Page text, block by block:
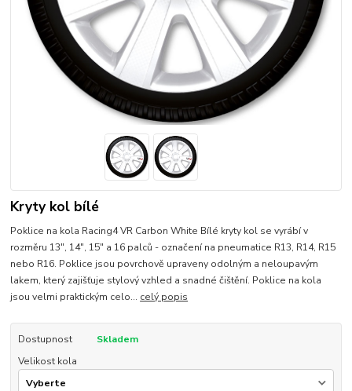
Kryty kol bílé
Poklice na kola Racing4 VR Carbon White Bílé kryty kol se vyrábí v
rozměru 13", 14", 15" a 16 palců - označení na pneumatice R13, R14, R15
nebo R16. Poklice jsou povrchově upraveny odolným a neloupavým
lakem, který zajišťuje stylový vzhled a snadné čištění. Poklice na kola
jsou velmi praktickým celo... celý popis
Dostupnost
Skladem
Velikost kola